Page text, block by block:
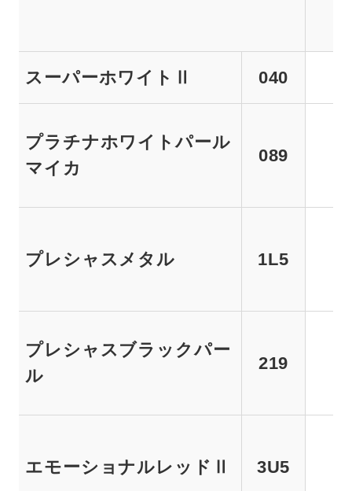
スーパーホワイトⅡ 040
プラチナホワイトパール
マイカ
089
プレシャスメタル 1L5
プレシャスブラックパー
ル
219
エモーショナルレッドⅡ 3U5